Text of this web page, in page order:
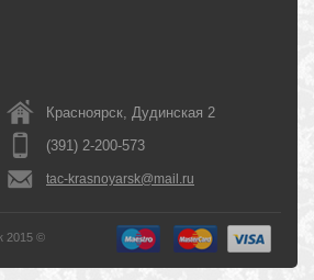
Красноярск, Дудинская 2
(391) 2-200-573
tac-krasnoyarsk@mail.ru
2015 ©